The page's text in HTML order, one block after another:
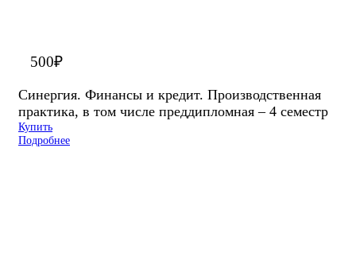
500₽
Синергия. Финансы и кредит. Производственная
практика, в том числе преддипломная – 4 семестр
Купить
Подробнее